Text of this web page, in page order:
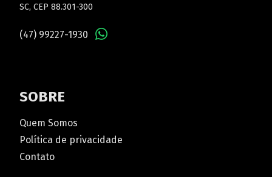
SC, CEP 88.301-300
(47) 99227-1930
SOBRE
Quem Somos
Política de privacidade
Contato